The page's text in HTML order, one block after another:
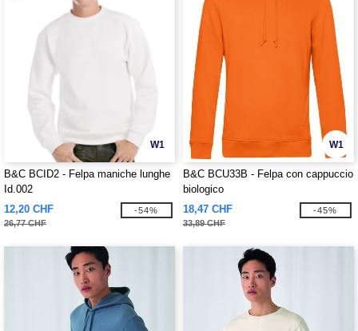
W1
B&C BCID2 - Felpa maniche lunghe
Id.002
12,20 CHF
26,77 CHF
-54%
W1
B&C BCU33B - Felpa con cappuccio
biologico
18,47 CHF
33,89 CHF
-45%